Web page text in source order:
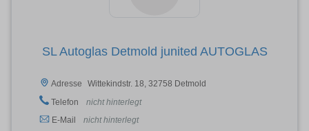
SL Autoglas Detmold junited AUTOGLAS
Adresse
Wittekindstr. 18, 32758 Detmold
Telefon
nicht hinterlegt
E-Mail
nicht hinterlegt